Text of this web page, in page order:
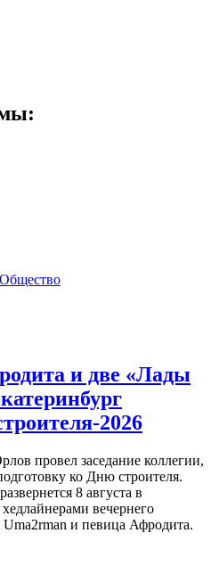
Общество
и две «Лады
2026
провел заседание коллегии,
ко Дню строителя.
8 августа в
вечернего
Uma2rman и певица Афродита.